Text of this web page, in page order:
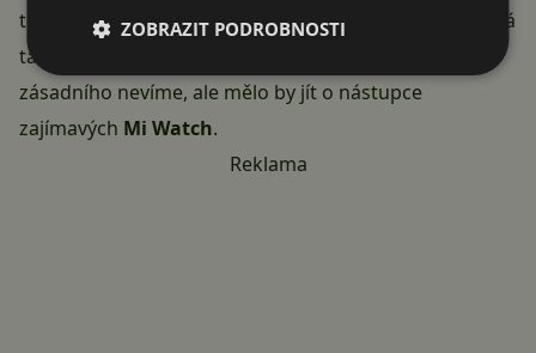
tepu či SpO2. Kromě náramku Mi Band 7 Xiaomi chystá
také chytré hodinky. O nich bohužel zatím nic
zásadního nevíme, ale mělo by jít o nástupce
zajímavých Mi Watch.
Reklama
ZOBRAZIT PODROBNOSTI